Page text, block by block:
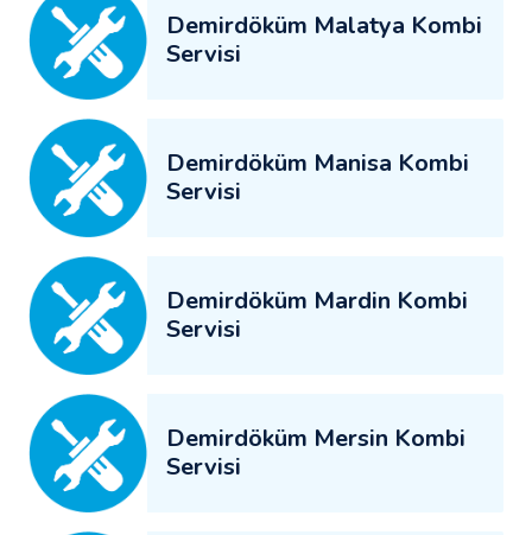
Demirdöküm Malatya Kombi
Servisi
Demirdöküm Manisa Kombi
Servisi
Demirdöküm Mardin Kombi
Servisi
Demirdöküm Mersin Kombi
Servisi